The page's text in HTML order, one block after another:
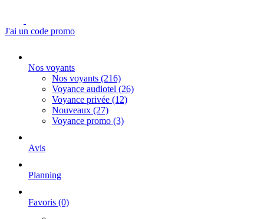
J'ai un code promo
Nos voyants
Nos voyants (216)
Voyance audiotel (26)
Voyance privée (12)
Nouveaux (27)
Voyance promo (3)
Avis
Planning
Favoris (0)